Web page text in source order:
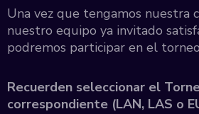
Una vez que tengamos nuestra
nuestro equipo ya invitado
podremos participar en el
Recuerden seleccionar el
correspondiente (LAN, LAS o